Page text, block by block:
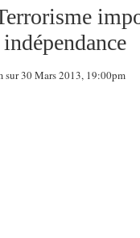
30 Mars 2013, 19:00pm